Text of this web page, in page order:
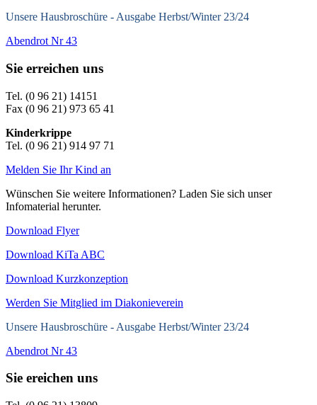
Unsere Hausbroschüre - Ausgabe Herbst/Winter 23/24
Abendrot Nr 43
Sie erreichen uns
Tel. (0 96 21) 14151
Fax (0 96 21) 973 65 41
Kinderkrippe
Tel. (0 96 21) 914 97 71
Melden Sie Ihr Kind an
Wünschen Sie weitere Informationen? Laden Sie sich unser
Infomaterial herunter.
Download Flyer
Download KiTa ABC
Download Kurzkonzeption
Werden Sie Mitglied im Diakonieverein
Unsere Hausbroschüre - Ausgabe Herbst/Winter 23/24
Abendrot Nr 43
Sie ereichen uns